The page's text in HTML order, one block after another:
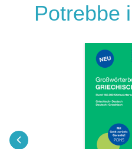
Potrebbe